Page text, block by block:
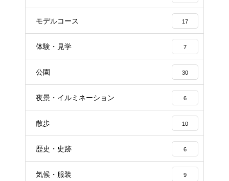
モデルコース 17
体験・見学 7
公園 30
夜景・イルミネーション 6
散歩 10
歴史・史跡 6
気候・服装 9